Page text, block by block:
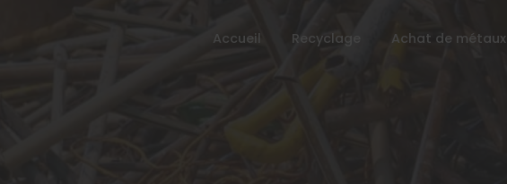
Accueil Recyclage Achat de métaux